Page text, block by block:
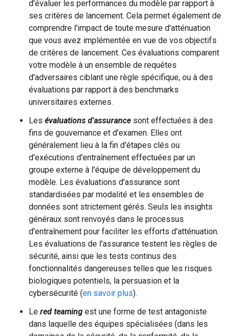
d'évaluer les performances du modèle par rapport à
ses critères de lancement. Cela permet également de
comprendre l'impact de toute mesure d'atténuation
que vous avez implémentée en vue de vos objectifs
de critères de lancement. Ces évaluations comparent
votre modèle à un ensemble de requêtes
d'adversaires ciblant une règle spécifique, ou à des
évaluations par rapport à des benchmarks
universitaires externes.
Les évaluations d'assurance sont effectuées à des
fins de gouvernance et d'examen. Elles ont
généralement lieu à la fin d'étapes clés ou
d'exécutions d'entraînement effectuées par un
groupe externe à l'équipe de développement du
modèle. Les évaluations d'assurance sont
standardisées par modalité et les ensembles de
données sont strictement gérés. Seuls les insights
généraux sont renvoyés dans le processus
d'entraînement pour faciliter les efforts d'atténuation.
Les évaluations de l'assurance testent les règles de
sécurité, ainsi que les tests continus des
fonctionnalités dangereuses telles que les risques
biologiques potentiels, la persuasion et la
cybersécurité (en savoir plus).
Le red teaming est une forme de test antagoniste
dans laquelle des équipes spécialisées (dans les